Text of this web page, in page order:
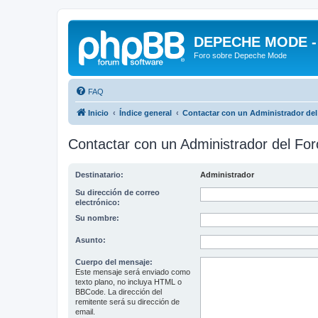
DEPECHE MODE
Foro sobre Depeche Mode
FAQ
Inicio Índice general Contactar con un Administrador
Contactar con un Administrador del
Destinatario: Administrador
Su dirección de correo
electrónico:
Su nombre:
Asunto:
Cuerpo del mensaje:
Este mensaje será enviado como
texto plano, no incluya HTML o
BBCode. La dirección del
remitente será su dirección de
email.